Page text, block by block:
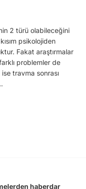
2 türü olabileceğini
psikolojiden
Fakat araştırmalar
problemler de
travma sonrası
haberdar